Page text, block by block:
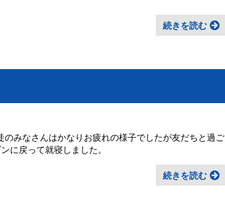
続きを読む
みなさんはかなりお疲れの様子でしたが友だちと過ご
に戻って就寝しました。
続きを読む